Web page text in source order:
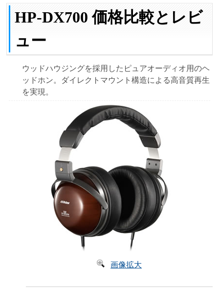
HP-DX700 価格比較とレビ
ュー
ウッドハウジングを採用したピュアオーディオ用のヘ
ッドホン。ダイレクトマウント構造による高音質再生
を実現。
画像拡大